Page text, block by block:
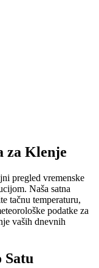
za Klenje
pregled vremenske
Naša satna
tačnu temperaturu,
podatke za
vaših dnevnih